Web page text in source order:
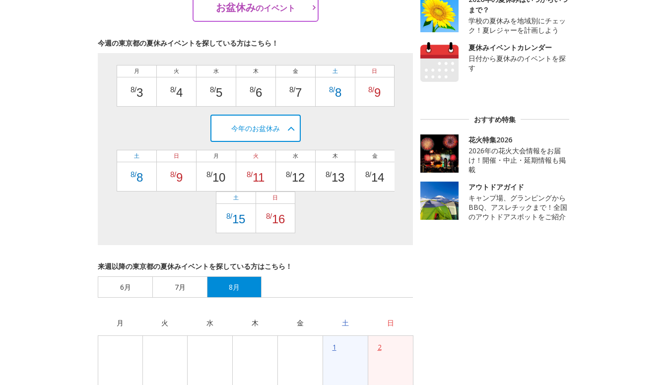
お盆休みのイベント
今週の東京都の夏休みイベントを探している方はこちら！
月
8/3
火
8/4
水
8/5
木
8/6
金
8/7
土
8/8
日
8/9
今年のお盆休み
土
8/8
日
8/9
月
8/10
火
8/11
水
8/12
木
8/13
金
8/14
土
8/15
日
8/16
来週以降の東京都の夏休みイベントを探している方はこちら！
6月 7月 8月
月 火 水 木 金 土 日
1 2
まで？
学校の夏休みを地域別にチェッ
ク！夏レジャーを計画しよう
夏休みイベントカレンダー
日付から夏休みのイベントを探
す
おすすめ特集
花火特集2026
2026年の花火大会情報をお届
け！開催・中止・延期情報も掲
載
アウトドアガイド
キャンプ場、グランピングから
BBQ、アスレチックまで！全国
のアウトドアスポットをご紹介